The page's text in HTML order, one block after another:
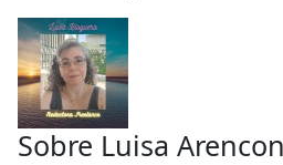
Sobre Luisa Arencon